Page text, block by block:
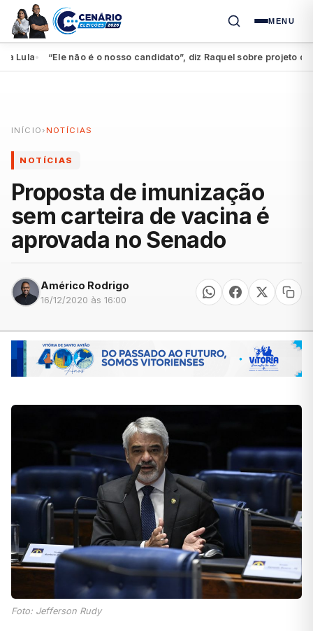
MENU
● “Ele não é o nosso candidato”, diz Raquel sobre projeto de
INÍCIO › NOTÍCIAS
NOTÍCIAS
Proposta de imunização
sem carteira de vacina é
aprovada no Senado
Américo Rodrigo
16/12/2020 às 16:00
Foto: Jefferson Rudy